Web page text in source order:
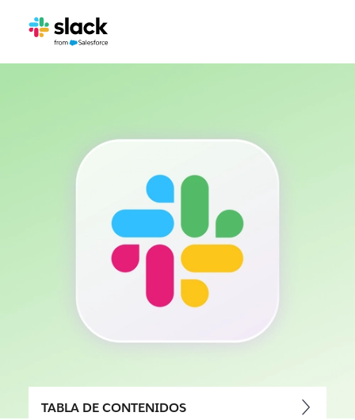
TABLA DE CONTENIDOS